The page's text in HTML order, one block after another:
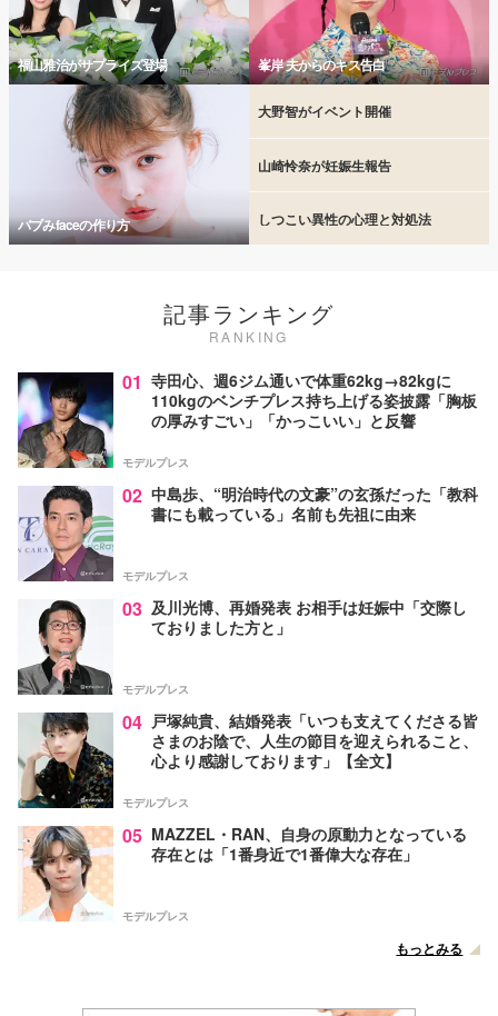
福山雅治がサプライズ登場 峯岸 夫からのキス告白
バブみfaceの作り方
大野智がイベント開催
山崎怜奈が妊娠生報告
しつこい異性の心理と対処法
記事ランキング
RANKING
01 寺田心、週6ジム通いで体重62kg→82kgに
110kgのベンチプレス持ち上げる姿披露「胸板
の厚みすごい」「かっこいい」と反響
モデルプレス
02 中島歩、“明治時代の文豪”の玄孫だった「教科
書にも載っている」名前も先祖に由来
モデルプレス
03 及川光博、再婚発表 お相手は妊娠中「交際し
ておりました方と」
モデルプレス
04 戸塚純貴、結婚発表「いつも支えてくださる皆
さまのお陰で、人生の節目を迎えられること、
心より感謝しております」【全文】
モデルプレス
05 MAZZEL・RAN、自身の原動力となっている
存在とは「1番身近で1番偉大な存在」
モデルプレス
もっとみる